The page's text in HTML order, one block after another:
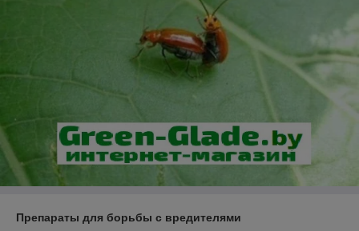
Препараты для борьбы с вредителями